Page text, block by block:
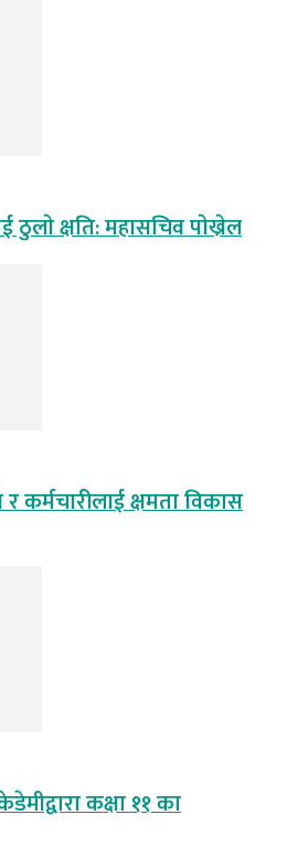
ठुलाे क्षति: महासचिव पाेख्रेल
र कर्मचारीलाई क्षमता विकास
कक्षा ११ का